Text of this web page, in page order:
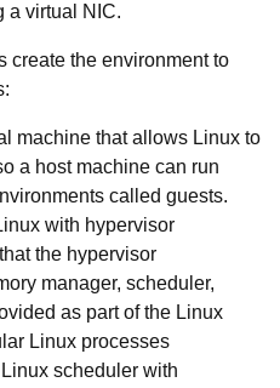
a virtual NIC.
create the environment to
machine that allows Linux to
a host machine can run
called guests.
with hypervisor
the hypervisor
manager, scheduler,
as part of the Linux
Linux processes
scheduler with